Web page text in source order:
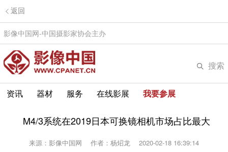
返回
影像中国网-中国摄影家协会主办
搜索
资讯 器材 服务 在线影展 我要参展
M4/3系统在2019日本可换镜相机市场占比最大
来源：影像中国网 作者：杨炤龙 2020-02-18 16:39:14